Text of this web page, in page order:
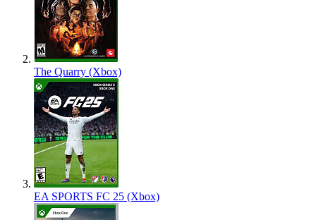
The Quarry (Xbox)
EA SPORTS FC 25 (Xbox)